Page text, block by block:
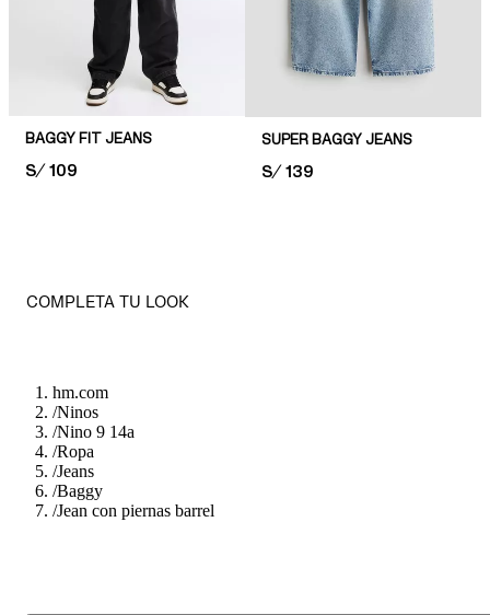
BAGGY FIT JEANS
PRICE:
S/ 109
SUPER BAGGY JEANS
PRICE:
S/ 139
COMPLETA TU LOOK
hm.com
/Ninos
/Nino 9 14a
/Ropa
/Jeans
/Baggy
/Jean con piernas barrel